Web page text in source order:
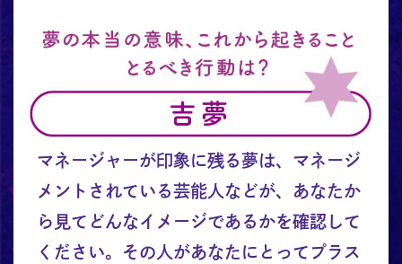
マネージャーが印象に残る夢は、マネージ
メントされている芸能人などが、あなたか
ら見てどんなイメージであるかを確認して
ください。その人があなたにとってプラス